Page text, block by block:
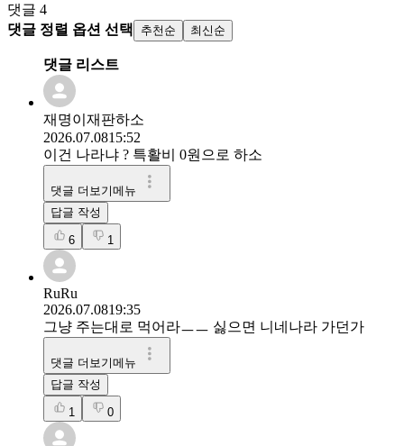
댓글 4
댓글 정렬 옵션 선택
추천순 최신순
댓글 리스트
재명이재판하소
2026.07.0815:52
이건 나라냐 ? 특활비 0원으로 하소
댓글 더보기메뉴
답글 작성
6 1
RuRu
2026.07.0819:35
그냥 주는대로 먹어라ㅡㅡ 싫으면 니네나라 가던가
댓글 더보기메뉴
답글 작성
1 0